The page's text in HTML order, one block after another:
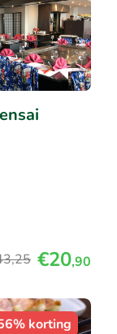
,25 €20,90
korting